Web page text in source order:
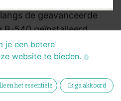
de geavanceerde
B-540 geïnstalleerd.
een sleutelrol spelen in
productieproces van
je een betere
website te bieden.
het essentiële Ik ga akkoord